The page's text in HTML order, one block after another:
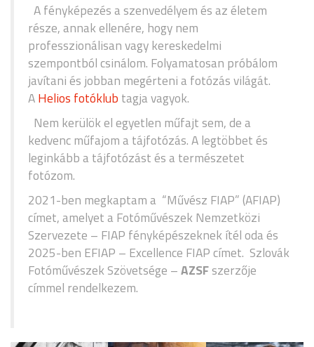
A fényképezés a szenvedélyem és az életem
része, annak ellenére, hogy nem
professzionálisan vagy kereskedelmi
szempontból csinálom. Folyamatosan próbálom
javítani és jobban megérteni a fotózás világát.
AHelios fotóklub tagja vagyok.
Nem kerülök el egyetlen műfajt sem, de a
kedvenc műfajom a tájfotózás. A legtöbbet és
leginkább a tájfotózást és a természetet
fotózom.
2021-ben megkaptam a “Művész FIAP” (AFIAP)
címet, amelyet a Fotóművészek Nemzetközi
Szervezete – FIAP fényképészeknek ítél oda és
2025-ben EFIAP – Excellence FIAP címet. Szlovák
Fotóművészek Szövetsége –AZSFszerzője
címmel rendelkezem.